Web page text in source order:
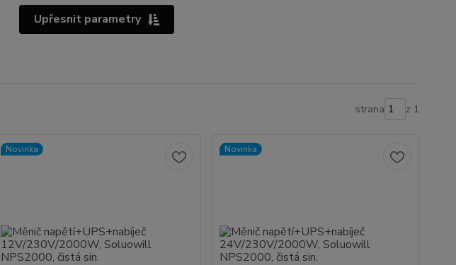
Upřesnit parametry
strana z 1
Novinka Novinka